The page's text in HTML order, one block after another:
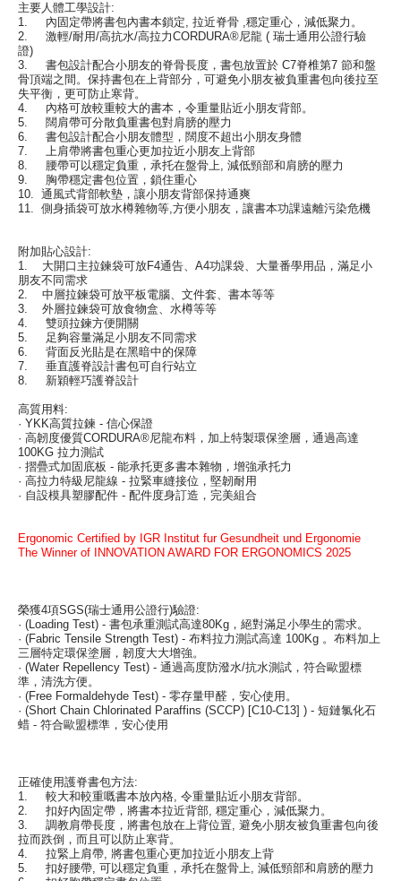
主要人體工學設計:
1. 內固定帶將書包內書本鎖定, 拉近脊骨 ,穩定重心，減低聚力。
2. 激輕/耐用/高抗水/高拉力CORDURA®尼龍 ( 瑞士通用公證行驗
證)
3. 書包設計配合小朋友的脊骨長度，書包放置於 C7脊椎第7 節和盤
骨頂端之間。保持書包在上背部分，可避免小朋友被負重書包向後拉至
失平衡，更可防止寒背。
4. 內格可放較重較大的書本，令重量貼近小朋友背部。
5. 闊肩帶可分散負重書包對肩膀的壓力
6. 書包設計配合小朋友體型，闊度不超出小朋友身體
7. 上肩帶將書包重心更加拉近小朋友上背部
8. 腰帶可以穩定負重，承托在盤骨上, 減低頸部和肩膀的壓力
9. 胸帶穩定書包位置，鎖住重心
10. 通風式背部軟墊，讓小朋友背部保持通爽
11. 側身插袋可放水樽雜物等,方便小朋友，讓書本功課遠離污染危機
附加貼心設計:
1. 大開口主拉鍊袋可放F4通告、A4功課袋、大量番學用品，滿足小
朋友不同需求
2. 中層拉鍊袋可放平板電腦、文件套、書本等等
3. 外層拉鍊袋可放食物盒、水樽等等
4. 雙頭拉鍊方便開關
5. 足夠容量滿足小朋友不同需求
6. 背面反光貼是在黑暗中的保障
7. 垂直護脊設計書包可自行站立
8. 新穎輕巧護脊設計
高質用料:
· YKK高質拉鍊 - 信心保證
· 高韌度優質CORDURA®尼龍布料，加上特製環保塗層，通過高達
100KG 拉力測試
· 摺疊式加固底板 - 能承托更多書本雜物，增強承托力
· 高拉力特級尼龍線 - 拉緊車縫接位，堅韌耐用
· 自設模具塑膠配件 - 配件度身訂造，完美組合
Ergonomic Certified by IGR Institut fur Gesundheit und Ergonomie
The Winner of INNOVATION AWARD FOR ERGONOMICS 2025
榮獲4項SGS(瑞士通用公證行)驗證:
· (Loading Test) - 書包承重測試高達80Kg，絕對滿足小學生的需求。
· (Fabric Tensile Strength Test) - 布料拉力測試高達 100Kg 。布料加上
三層特定環保塗層，韌度大大增強。
· (Water Repellency Test) - 通過高度防潑水/抗水測試，符合歐盟標
準，清洗方便。
· (Free Formaldehyde Test) - 零存量甲醛，安心使用。
· (Short Chain Chlorinated Paraffins (SCCP) [C10-C13] ) - 短鏈氯化石
蜡 - 符合歐盟標準，安心使用
正確使用護脊書包方法:
1. 較大和較重嘅書本放內格, 令重量貼近小朋友背部。
2. 扣好內固定帶，將書本拉近背部, 穩定重心，減低聚力。
3. 調教肩帶長度，將書包放在上背位置, 避免小朋友被負重書包向後
拉而跌倒，而且可以防止寒背。
4. 拉緊上肩帶, 將書包重心更加拉近小朋友上背
5. 扣好腰帶, 可以穩定負重，承托在盤骨上, 減低頸部和肩膀的壓力